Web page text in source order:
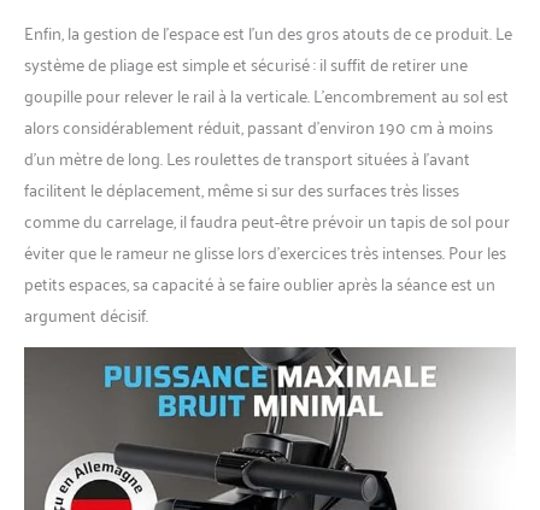
Enfin, la gestion de l’espace est l’un des gros atouts de ce produit. Le
système de pliage est simple et sécurisé : il suffit de retirer une
goupille pour relever le rail à la verticale. L’encombrement au sol est
alors considérablement réduit, passant d’environ 190 cm à moins
d’un mètre de long. Les roulettes de transport situées à l’avant
facilitent le déplacement, même si sur des surfaces très lisses
comme du carrelage, il faudra peut-être prévoir un tapis de sol pour
éviter que le rameur ne glisse lors d’exercices très intenses. Pour les
petits espaces, sa capacité à se faire oublier après la séance est un
argument décisif.